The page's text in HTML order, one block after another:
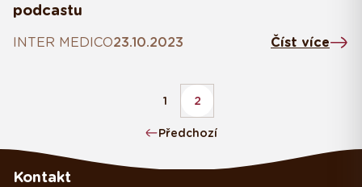
podcastu
INTER MEDICO23.10.2023 Číst více
Předchozí
1 2
Kontakt